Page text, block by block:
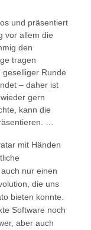
und präsentiert
vor allem die
den
tragen
Runde
– daher ist
gern
kann die
…
mit Händen
nur einen
die uns
bieten konnte.
Software noch
aber auch